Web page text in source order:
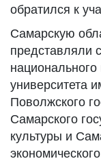
обратился к
Самарскую
представляли
национального
университета
Поволжского
Самарского
культуры и